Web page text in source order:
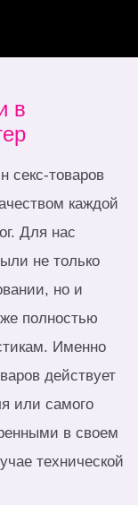
в
секс-товаров
каждой
Для нас
не только
но и
полностью
Именно
действует
или самого
в своем
технической